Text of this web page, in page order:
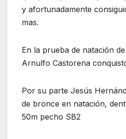
y afortunadamente
mas.
En la prueba de natación
Arnulfo Castorena
Por su parte Jesús
de bronce en natación,
50m pecho SB2